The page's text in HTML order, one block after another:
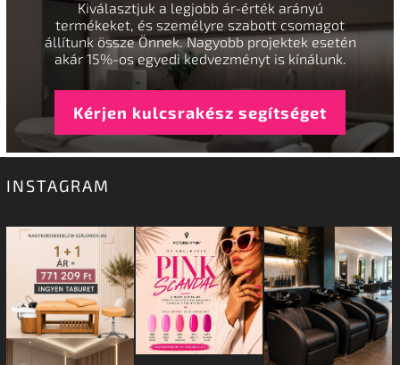
Kiválasztjuk a legjobb ár-érték arányú
termékeket, és személyre szabott csomagot
állítunk össze Önnek. Nagyobb projektek esetén
akár 15%-os egyedi kedvezményt is kínálunk.
Kérjen kulcsrakész segítséget
INSTAGRAM